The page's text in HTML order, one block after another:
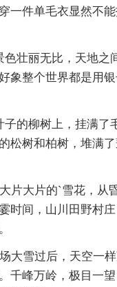
一件单毛衣显然不
色壮丽无比，天地之
象整个世界都是用
子的柳树上，挂满了
松树和柏树，堆满
片大片的`雪花，从
时间，山川田野村
大雪过后，天空一
千峰万岭，极目一